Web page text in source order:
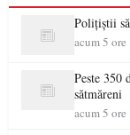
acum 5 ore
Peste 350
sătmăreni
acum 5 ore